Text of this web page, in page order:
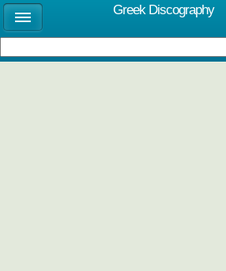
Greek Discography